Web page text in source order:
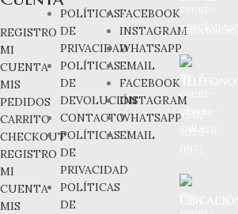
REGISTRO
MI
CUENTA
MIS
PEDIDOS
CARRITO
CHECKOUT
REGISTRO
MI
CUENTA
MIS
POLÍTICAS
DE
PRIVACIDAD
POLÍTICAS
DE
DEVOLUCIÓN
CONTACTO
POLÍTICAS
DE
PRIVACIDAD
POLÍTICAS
DE
FACEBOOK
INSTAGRAM
WHATSAPP
EMAIL
FACEBOOK
INSTAGRAM
WHATSAPP
EMAIL
+502